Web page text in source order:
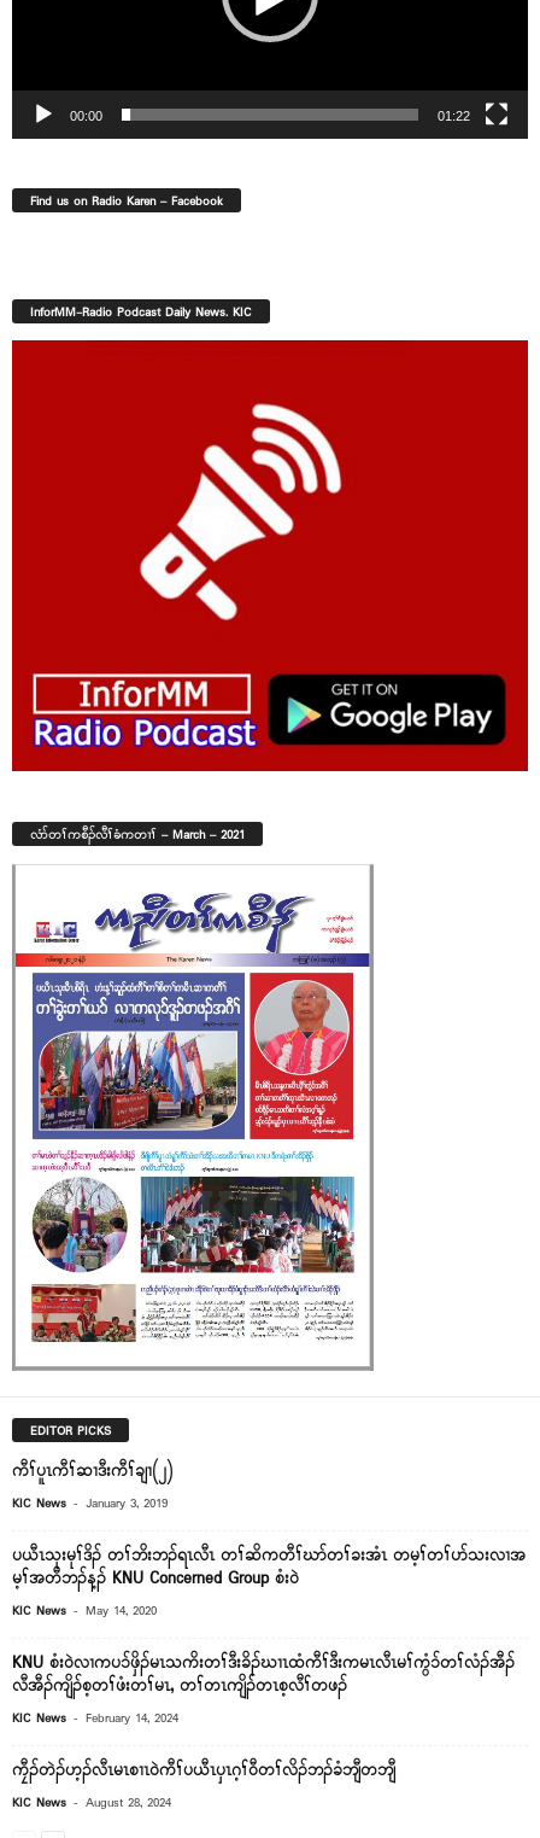
00:00 01:22
Find us on Radio Karen – Facebook
InforMM-Radio Podcast Daily News. KIC
လံာ်တၢ်ကစီၣ်လီၢ်ခံကတၢၢ် – March – 2021
EDITOR PICKS
ကီၢ်ပူၤကီၢ်ဆၢဒီးကီၢ်ချၢ(၂)
KIC News - January 3, 2019
ပယီၤသုးမုၢ်ဒိၣ် တၢ်ဘိးဘၣ်ရၤလီၤ တၢ်ဆိကတီၢ်ဃာ်တၢ်ခးအံၤ တမ့ၢ်တၢ်ပာ်သးလၢအ
မ့ၢ်အတီဘၣ်န့ၣ် KNU Concerned Group စံး၀ဲ
KIC News - May 14, 2020
KNU စံး၀ဲလၢကပ၁်ဖှိၣ်မၤသကိးတၢ်ဒီးခိၣ်ဃၢၤထံကီၢ်ဒီးကမၤလီၤမၢ်ကွံ၁်တၢ်လံၣ်အီၣ်
လီအီၣ်ကျိၣ်စ့တၢ်ဖံးတၢ်မၤ, တၢ်တၤကျိၣ်တၤစ့လီၢ်တဖၣ်
KIC News - February 14, 2024
ကၠီၣ်တဲၣ်ဟ့ၣ်လီၤမၤစၢၤဝဲကီၢ်ပယီၤပှၤဂ့ၢ်ဝီတၢ်လိၣ်ဘၣ်ခံဘျီတဘျီ
KIC News - August 28, 2024